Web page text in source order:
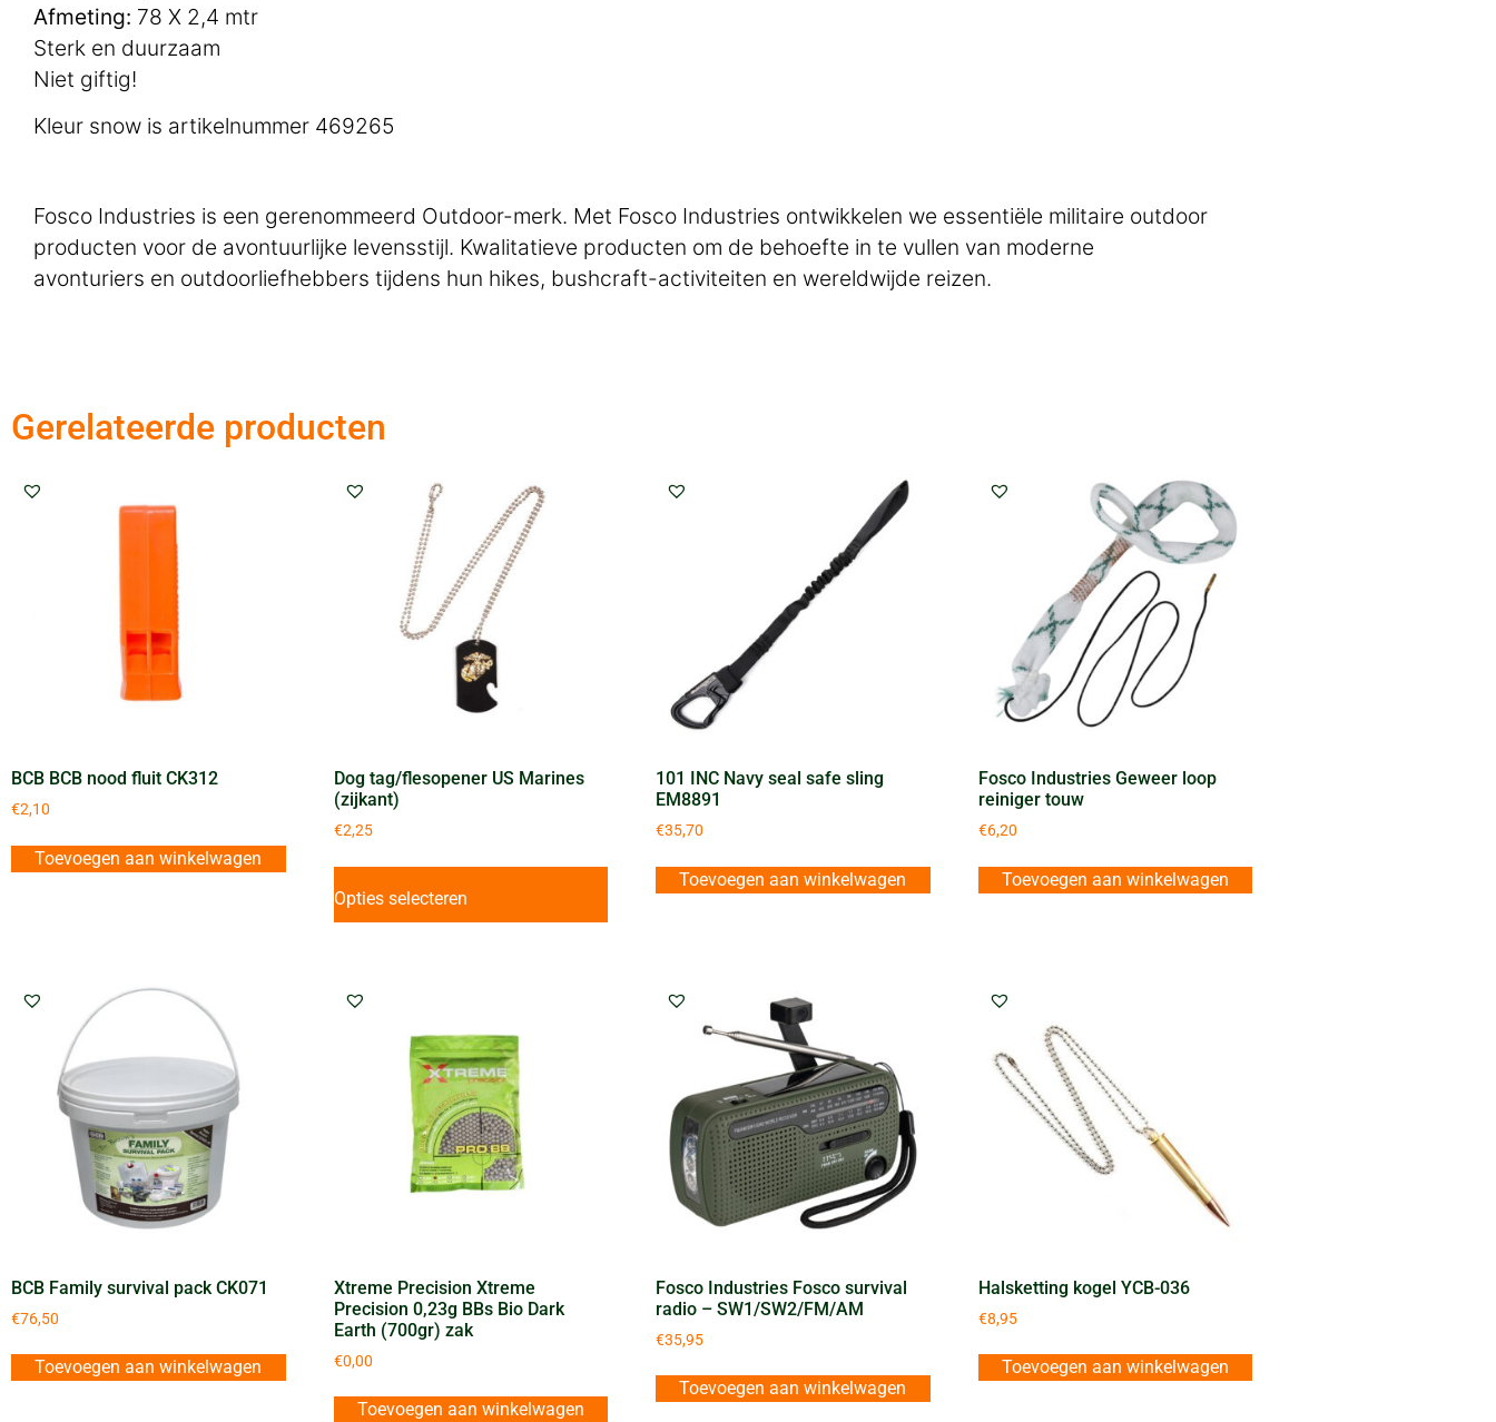
Afmeting: 78 X 2,4 mtr
Sterk en duurzaam
Niet giftig!
Kleur snow is artikelnummer 469265
Fosco Industries is een gerenommeerd Outdoor-merk. Met Fosco Industries ontwikkelen we essentiële militaire outdoor
producten voor de avontuurlijke levensstijl. Kwalitatieve producten om de behoefte in te vullen van moderne
avonturiers en outdoorliefhebbers tijdens hun hikes, bushcraft-activiteiten en wereldwijde reizen.
Gerelateerde producten
BCB BCB nood fluit CK312
€2,10
Toevoegen aan winkelwagen
Dog tag/flesopener US Marines
(zijkant)
€2,25
Opties selecteren
101 INC Navy seal safe sling
EM8891
€35,70
Toevoegen aan winkelwagen
Fosco Industries Geweer loop
reiniger touw
€6,20
Toevoegen aan winkelwagen
BCB Family survival pack CK071
€76,50
Toevoegen aan winkelwagen
Xtreme Precision Xtreme
Precision 0,23g BBs Bio Dark
Earth (700gr) zak
€0,00
Toevoegen aan winkelwagen
Fosco Industries Fosco survival
radio – SW1/SW2/FM/AM
€35,95
Toevoegen aan winkelwagen
Halsketting kogel YCB-036
€8,95
Toevoegen aan winkelwagen